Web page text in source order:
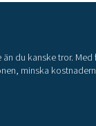
tryckkärl fyllda
med hög